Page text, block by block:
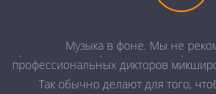
Музыка в фоне. Мы не
профессиональных дикторов
Так обычно делают для того,